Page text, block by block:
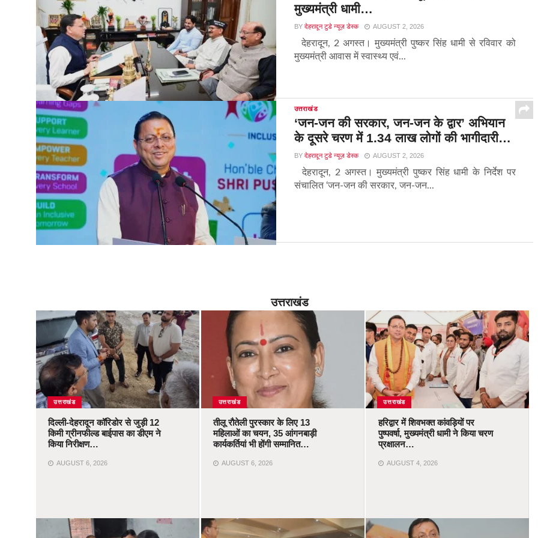
मुख्यमंत्री धामी…
BY देहरादून टुडे न्यूज़ डेस्क AUGUST 2, 2026
देहरादून, 2 अगस्त। मुख्यमंत्री पुष्कर सिंह धामी से रविवार को
मुख्यमंत्री आवास में स्वास्थ्य एवं...
उत्तराखंड
‘जन-जन की सरकार, जन-जन के द्वार’ अभियान
के दूसरे चरण में 1.34 लाख लोगों की भागीदारी…
BY देहरादून टुडे न्यूज़ डेस्क AUGUST 2, 2026
देहरादून, 2 अगस्त। मुख्यमंत्री पुष्कर सिंह धामी के निर्देश पर
संचालित ‘जन-जन की सरकार, जन-जन...
उत्तराखंड
उत्तराखंड
दिल्ली-देहरादून कॉरिडोर से जुड़ी 12
किमी ग्रीनफील्ड बाईपास का डीएम ने
किया निरीक्षण…
AUGUST 6, 2026
उत्तराखंड
तीलू रौतेली पुरस्कार के लिए 13
महिलाओं का चयन, 35 आंगनबाड़ी
कार्यकर्तियां भी होंगी सम्मानित…
AUGUST 6, 2026
उत्तराखंड
हरिद्वार में शिवभक्त कांवड़ियों पर
पुष्पवर्षा, मुख्यमंत्री धामी ने किया चरण
प्रक्षालन…
AUGUST 4, 2026